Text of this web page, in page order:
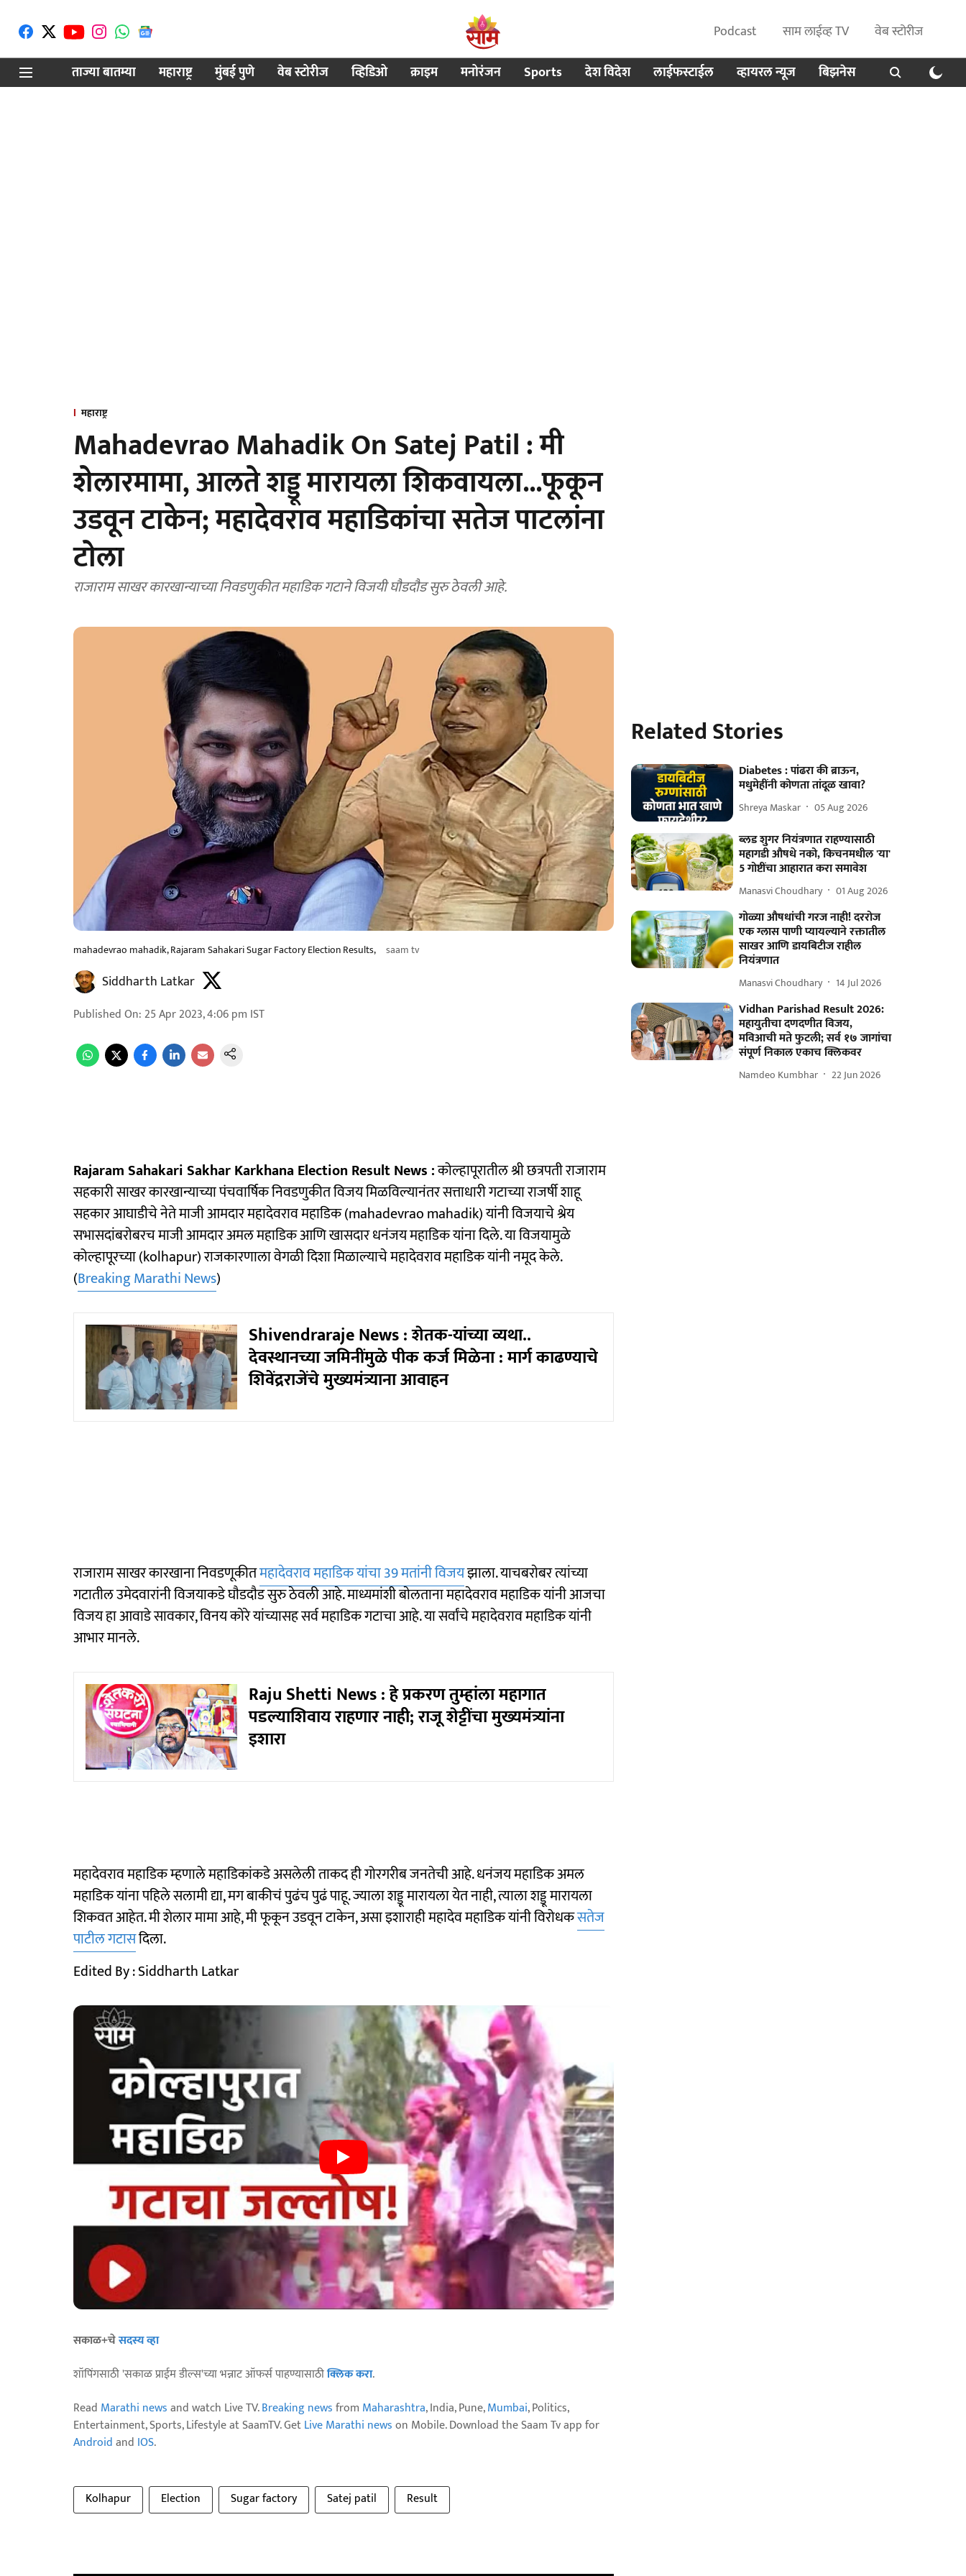
Podcast साम लाईव्ह TV
वेब स्टोरीज
ताज्या बातम्या
महाराष्ट्र मुंबई पुणे वेब स्टोरीज व्हिडिओ क्राइम मनोरंजन Sports देश विदेश लाईफस्टाईल व्हायरल न्यूज बिझनेस
महाराष्ट्र
Mahadevrao Mahadik On Satej Patil : मी
शेलारमामा, आलते शड्डू मारायला शिकवायला...फूकून
उडवून टाकेन; महादेवराव महाडिकांचा सतेज पाटलांना
टाेला
राजाराम साखर कारखान्याच्या निवडणुकीत महाडिक गटाने विजयी घाैडदाैड सुरु ठेवली आहे.
mahadevrao mahadik, Rajaram Sahakari Sugar Factory Election Results, saam tv
Siddharth Latkar
Published On: 25 Apr 2023, 4:06 pm IST
Rajaram Sahakari Sakhar Karkhana Election Result News :कोल्हापूरातील श्री छत्रपती राजाराम
सहकारी साखर कारखान्याच्या पंचवार्षिक निवडणुकीत विजय मिळविल्यानंतर सत्ताधारी गटाच्या राजर्षी शाहू
सहकार आघाडीचे नेते माजी आमदार महादेवराव महाडिक (mahadevrao mahadik) यांनी विजयाचे श्रेय
सभासदांबराेबरच माजी आमदार अमल महाडिक आणि खासदार धनंजय महाडिक यांना दिले. या विजयामुळे
कोल्हापूरच्या (kolhapur) राजकारणाला वेगळी दिशा मिळाल्याचे महादेवराव महाडिक यांनी नमूद केले.
(Breaking Marathi News)
Shivendraraje News : शेतक-यांच्या व्यथा..
देवस्थानच्या जमिनींमुळे पीक कर्ज मिळेना : मार्ग काढण्याचे
शिवेंद्रराजेंचे मुख्यमंत्र्याना आवाहन
राजाराम साखर कारखाना निवडणूकीतमहादेवराव महाडिक यांचा 39 मतांनी विजयझाला. याचबराेबर त्यांच्या
गटातील उमेदवारांनी विजयाकडे घाैडदाैड सुरु ठेवली आहे. माध्यमांशी बाेलताना महादेवराव महाडिक यांनी आजचा
विजय हा आवाडे सावकार, विनय काेरे यांच्यासह सर्व महाडिक गटाचा आहे. या सर्वांचे महादेवराव महाडिक यांनी
आभार मानले.
Raju Shetti News : हे प्रकरण तुम्हांला महागात
पडल्याशिवाय राहणार नाही; राजू शेट्टींचा मुख्यमंत्र्यांना
इशारा
महादेवराव महाडिक म्हणाले महाडिकांकडे असलेली ताकद ही गोरगरीब जनतेची आहे. धनंजय महाडिक अमल
महाडिक यांना पहिले सलामी द्या, मग बाकीचं पुढंच पुढं पाहू. ज्याला शड्डू मारायला येत नाही, त्याला शड्डू मारायला
शिकवत आहेत. मी शेलार मामा आहे, मी फूकून उडवून टाकेन, असा इशाराही महादेव महाडिक यांनी विरोधकसतेज
पाटील गटासदिला.
Edited By : Siddharth Latkar
सकाळ+चेसदस्य व्हा
शॉपिंगसाठी 'सकाळ प्राईम डील्स'च्या भन्नाट ऑफर्स पाहण्यासाठीक्लिक करा.
Read Marathi newsand watch Live TV.Breaking newsfrom Maharashtra, India, Pune,Mumbai, Politics,
Entertainment, Sports, Lifestyle at SaamTV. GetLive Marathi newson Mobile. Download the Saam Tv app for
Androidand IOS.
Kolhapur Election Sugar factory Satej patil Result
Related Stories
Diabetes : पांढरा की ब्राऊन,
मधुमेहींनी कोणता तांदूळ खावा?
Shreya Maskar 05 Aug 2026
ब्लड शुगर नियंत्रणात राहण्यासाठी
महागडी औषधे नको, किचनमधील 'या'
5 गोष्टींचा आहारात करा समावेश
Manasvi Choudhary 01 Aug 2026
गोळ्या औषधांची गरज नाही! दररोज
एक ग्लास पाणी प्यायल्याने रक्तातील
साखर आणि डायबिटीज राहील
नियंत्रणात
Manasvi Choudhary 14 Jul 2026
Vidhan Parishad Result 2026:
महायुतीचा दणदणीत विजय,
मविआची मते फुटली; सर्व १७ जागांचा
संपूर्ण निकाल एकाच क्लिकवर
Namdeo Kumbhar 22 Jun 2026